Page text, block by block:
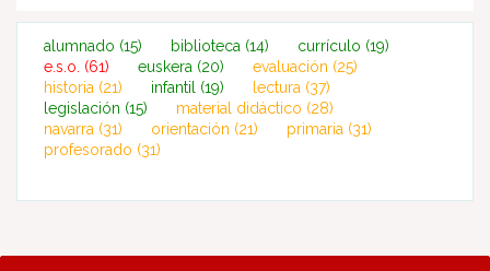
alumnado (15) biblioteca (14) currículo (19)
e.s.o. (61) euskera (20) evaluación (25)
historia (21) infantil (19) lectura (37)
legislación (15) material didáctico (28)
navarra (31) orientación (21) primaria (31)
profesorado (31)